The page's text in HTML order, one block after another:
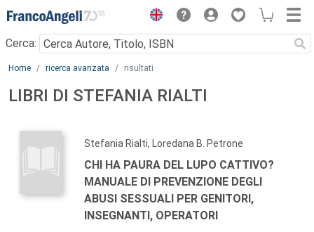
Menu
Cerca:
Main content
Home ricerca avanzata risultati
LIBRI DI STEFANIA RIALTI
Stefania Rialti, Loredana B. Petrone
CHI HA PAURA DEL LUPO CATTIVO?
MANUALE DI PREVENZIONE DEGLI
ABUSI SESSUALI PER GENITORI,
INSEGNANTI, OPERATORI